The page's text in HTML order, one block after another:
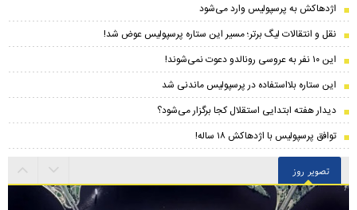
اژدهاکش به پرسپولیس وارد می‌شود
نقل و انتقالات لیگ برتر؛ مسیر این ستاره پرسپولیس عوض شد!
این ۱۰ نفر به عروسی رونالدو دعوت نمی‌شوند!
این ستاره بلااستفاده در پرسپولیس ماندنی شد
دیدار هفته ابتدایی استقلال کجا برگزار می‌شود؟
توافق پرسپولیس با اژدهاکش ۱۸ ساله!
تصویر روز